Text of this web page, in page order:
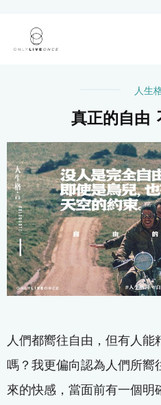
人生
真正的自由
人們都嚮往自由，但有人
嗎？我更偏向認為人們所嚮
來的快感，當面前有一個明